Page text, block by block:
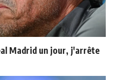
Madrid un jour, j'arrête